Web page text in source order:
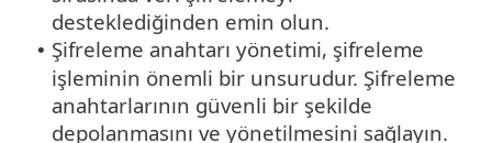
desteklediğinden emin olun.
• Şifreleme anahtarı yönetimi, şifreleme
işleminin önemli bir unsurudur. Şifreleme
anahtarlarının güvenli bir şekilde
depolanmasını ve yönetilmesini sağlayın.